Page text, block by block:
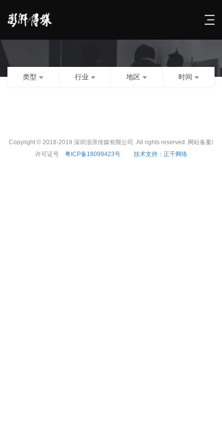
类型 行业 地区 时间
Copyright © 2018-2019 深圳澎湃传媒有限公司. All rights reserved. 网站备案/
许可证号 粤ICP备18099423号 技术支持：正千网络